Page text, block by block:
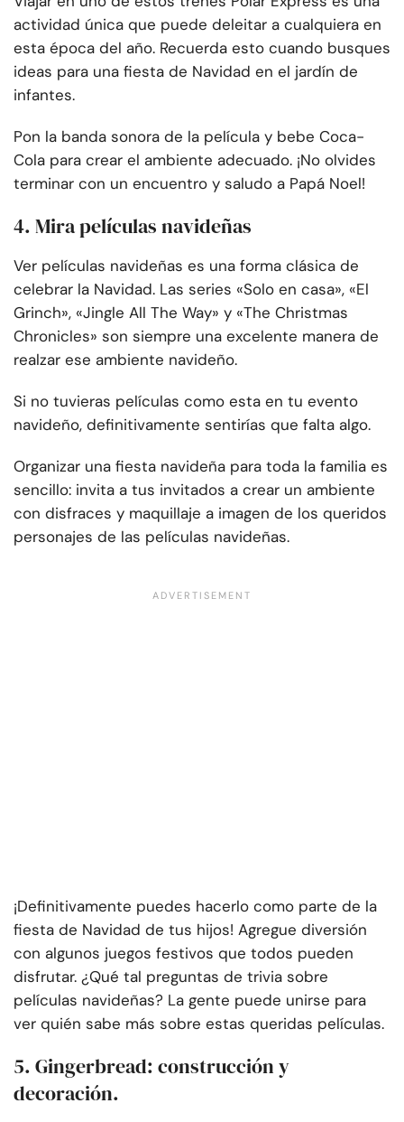
actividad única que puede deleitar a cualquiera en
esta época del año. Recuerda esto cuando busques
ideas para una fiesta de Navidad en el jardín de
infantes.
Pon la banda sonora de la película y bebe Coca-
Cola para crear el ambiente adecuado. ¡No olvides
terminar con un encuentro y saludo a Papá Noel!
4. Mira películas navideñas
Ver películas navideñas es una forma clásica de
celebrar la Navidad. Las series «Solo en casa», «El
Grinch», «Jingle All The Way» y «The Christmas
Chronicles» son siempre una excelente manera de
realzar ese ambiente navideño.
Si no tuvieras películas como esta en tu evento
navideño, definitivamente sentirías que falta algo.
Organizar una fiesta navideña para toda la familia es
sencillo: invita a tus invitados a crear un ambiente
con disfraces y maquillaje a imagen de los queridos
personajes de las películas navideñas.
¡Definitivamente puedes hacerlo como parte de la
fiesta de Navidad de tus hijos! Agregue diversión
con algunos juegos festivos que todos pueden
disfrutar. ¿Qué tal preguntas de trivia sobre
películas navideñas? La gente puede unirse para
ver quién sabe más sobre estas queridas películas.
5. Gingerbread: construcción y
decoración.